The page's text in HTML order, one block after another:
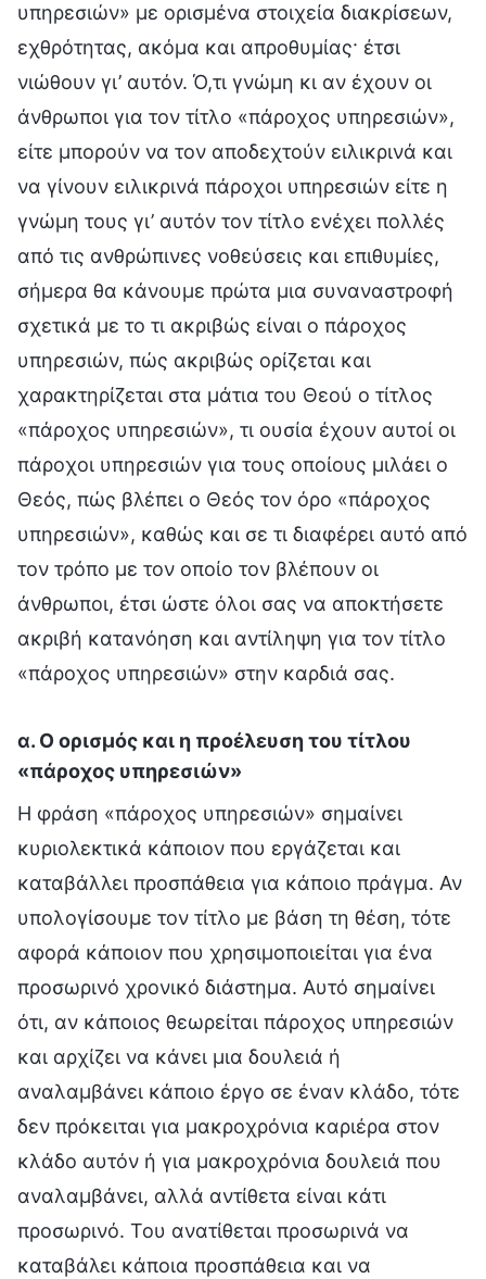
υπηρεσιών» με ορισμένα στοιχεία διακρίσεων,
εχθρότητας, ακόμα και απροθυμίας· έτσι
νιώθουν γι’ αυτόν. Ό,τι γνώμη κι αν έχουν οι
άνθρωποι για τον τίτλο «πάροχος υπηρεσιών»,
είτε μπορούν να τον αποδεχτούν ειλικρινά και
να γίνουν ειλικρινά πάροχοι υπηρεσιών είτε η
γνώμη τους γι’ αυτόν τον τίτλο ενέχει πολλές
από τις ανθρώπινες νοθεύσεις και επιθυμίες,
σήμερα θα κάνουμε πρώτα μια συναναστροφή
σχετικά με το τι ακριβώς είναι ο πάροχος
υπηρεσιών, πώς ακριβώς ορίζεται και
χαρακτηρίζεται στα μάτια του Θεού ο τίτλος
«πάροχος υπηρεσιών», τι ουσία έχουν αυτοί οι
πάροχοι υπηρεσιών για τους οποίους μιλάει ο
Θεός, πώς βλέπει ο Θεός τον όρο «πάροχος
υπηρεσιών», καθώς και σε τι διαφέρει αυτό από
τον τρόπο με τον οποίο τον βλέπουν οι
άνθρωποι, έτσι ώστε όλοι σας να αποκτήσετε
ακριβή κατανόηση και αντίληψη για τον τίτλο
«πάροχος υπηρεσιών» στην καρδιά σας.
α. Ο ορισμός και η προέλευση του τίτλου
«πάροχος υπηρεσιών»
Η φράση «πάροχος υπηρεσιών» σημαίνει
κυριολεκτικά κάποιον που εργάζεται και
καταβάλλει προσπάθεια για κάποιο πράγμα. Αν
υπολογίσουμε τον τίτλο με βάση τη θέση, τότε
αφορά κάποιον που χρησιμοποιείται για ένα
προσωρινό χρονικό διάστημα. Αυτό σημαίνει
ότι, αν κάποιος θεωρείται πάροχος υπηρεσιών
και αρχίζει να κάνει μια δουλειά ή
αναλαμβάνει κάποιο έργο σε έναν κλάδο, τότε
δεν πρόκειται για μακροχρόνια καριέρα στον
κλάδο αυτόν ή για μακροχρόνια δουλειά που
αναλαμβάνει, αλλά αντίθετα είναι κάτι
προσωρινό. Του ανατίθεται προσωρινά να
καταβάλει κάποια προσπάθεια και να